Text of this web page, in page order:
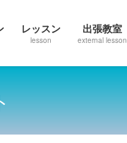
レッスン
lesson
出張教室
external lesson